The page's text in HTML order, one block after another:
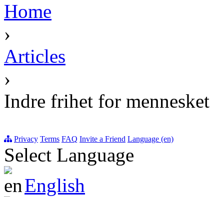
Home
›
Articles
›
Indre frihet for mennesket
Privacy Terms FAQ Invite a Friend Language (en)
Select Language
English